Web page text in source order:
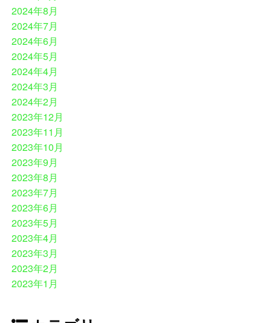
2024年8月
2024年7月
2024年6月
2024年5月
2024年4月
2024年3月
2024年2月
2023年12月
2023年11月
2023年10月
2023年9月
2023年8月
2023年7月
2023年6月
2023年5月
2023年4月
2023年3月
2023年2月
2023年1月